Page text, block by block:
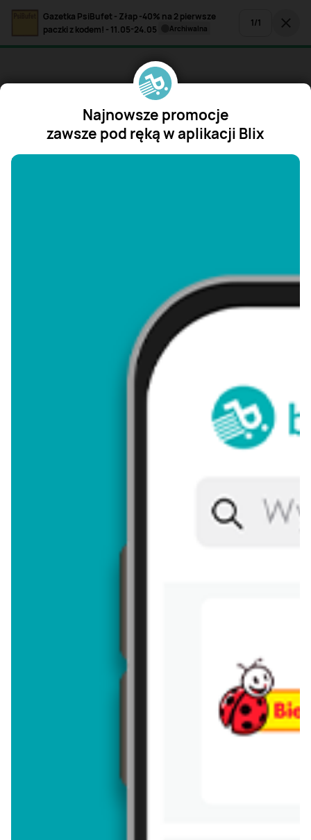
Gazetka PsiBufet - Złap -40% na 2 pierwsze
paczki z kodem! - 11.05-24.05
archiwalna 1/1
Najnowsze promocje
zawsze pod ręką w aplikacji Blix
"/>